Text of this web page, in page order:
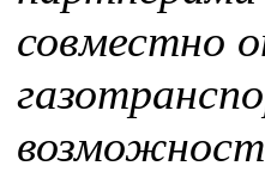
совместно